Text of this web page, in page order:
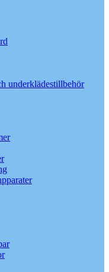
underklädestillbehör